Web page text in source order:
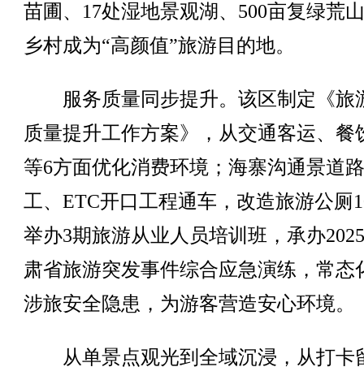
苗圃、17处湿地景观湖、500亩复绿荒
乡村成为“高颜值”旅游目的地。
服务质量同步提升。该区制定《旅
质量提升工作方案》，从交通客运、餐
等6方面优化消费环境；海寨沟通景道
工、ETC开口工程通车，改造旅游公厕
举办3期旅游从业人员培训班，承办
肃省旅游突发事件综合应急演练，常态
涉旅安全隐患，为游客营造安心环境。
从单景点观光到全域沉浸，从打卡